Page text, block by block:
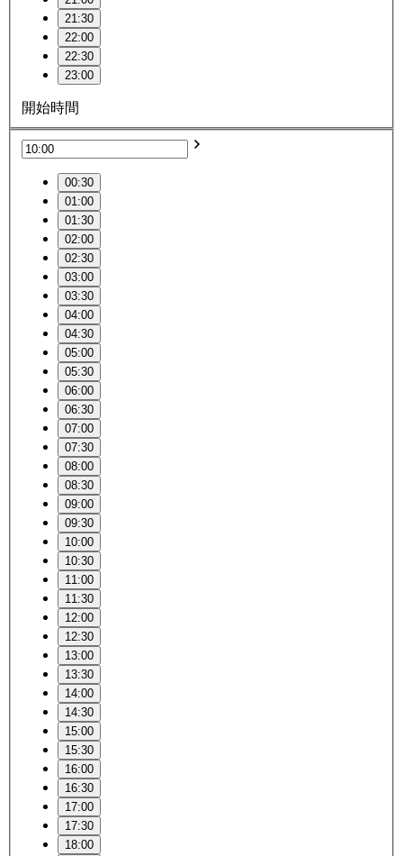
21:30
22:00
22:30
23:00
開始時間
00:30
01:00
01:30
02:00
02:30
03:00
03:30
04:00
04:30
05:00
05:30
06:00
06:30
07:00
07:30
08:00
08:30
09:00
09:30
10:00
10:30
11:00
11:30
12:00
12:30
13:00
13:30
14:00
14:30
15:00
15:30
16:00
16:30
17:00
17:30
18:00